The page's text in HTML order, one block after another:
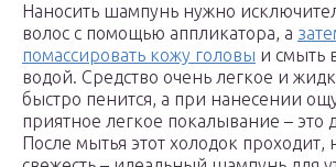
Наносить шампунь нужно
волос с помощью аппликатора, а
помассировать кожу головы и смыть
водой. Средство очень легкое и
быстро пенится, а при нанесении
приятное легкое покалывание – это
После мытья этот холодок проходит,